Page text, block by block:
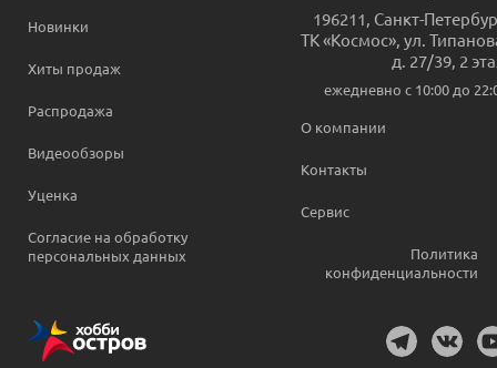
Новинки
Хиты продаж
Распродажа
Видеообзоры
Уценка
Согласие на обработку
персональных данных
196211 Санкт-
ТК «Космос», ул.
д. 27/39, 2
ежедневно c 10:00 до
О компании
Контакты
Сервис
Политика
конфиденциальности